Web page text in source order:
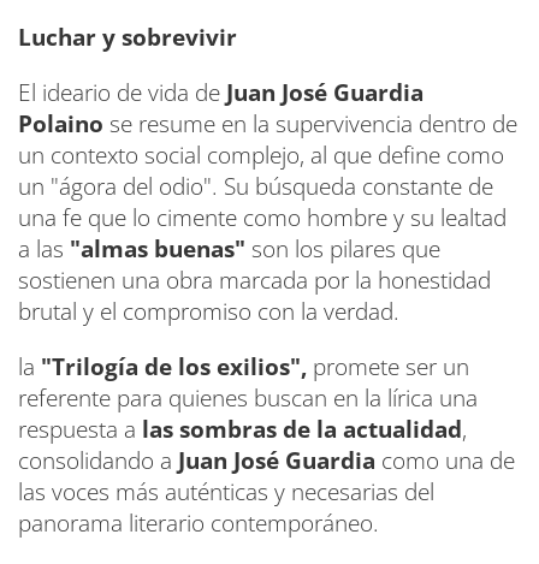
Luchar y sobrevivir
El ideario de vida de Juan José Guardia
Polaino se resume en la supervivencia dentro de
un contexto social complejo, al que define como
un "ágora del odio". Su búsqueda constante de
una fe que lo cimente como hombre y su lealtad
a las "almas buenas" son los pilares que
sostienen una obra marcada por la honestidad
brutal y el compromiso con la verdad.
la "Trilogía de los exilios", promete ser un
referente para quienes buscan en la lírica una
respuesta a las sombras de la actualidad,
consolidando a Juan José Guardia como una de
las voces más auténticas y necesarias del
panorama literario contemporáneo.